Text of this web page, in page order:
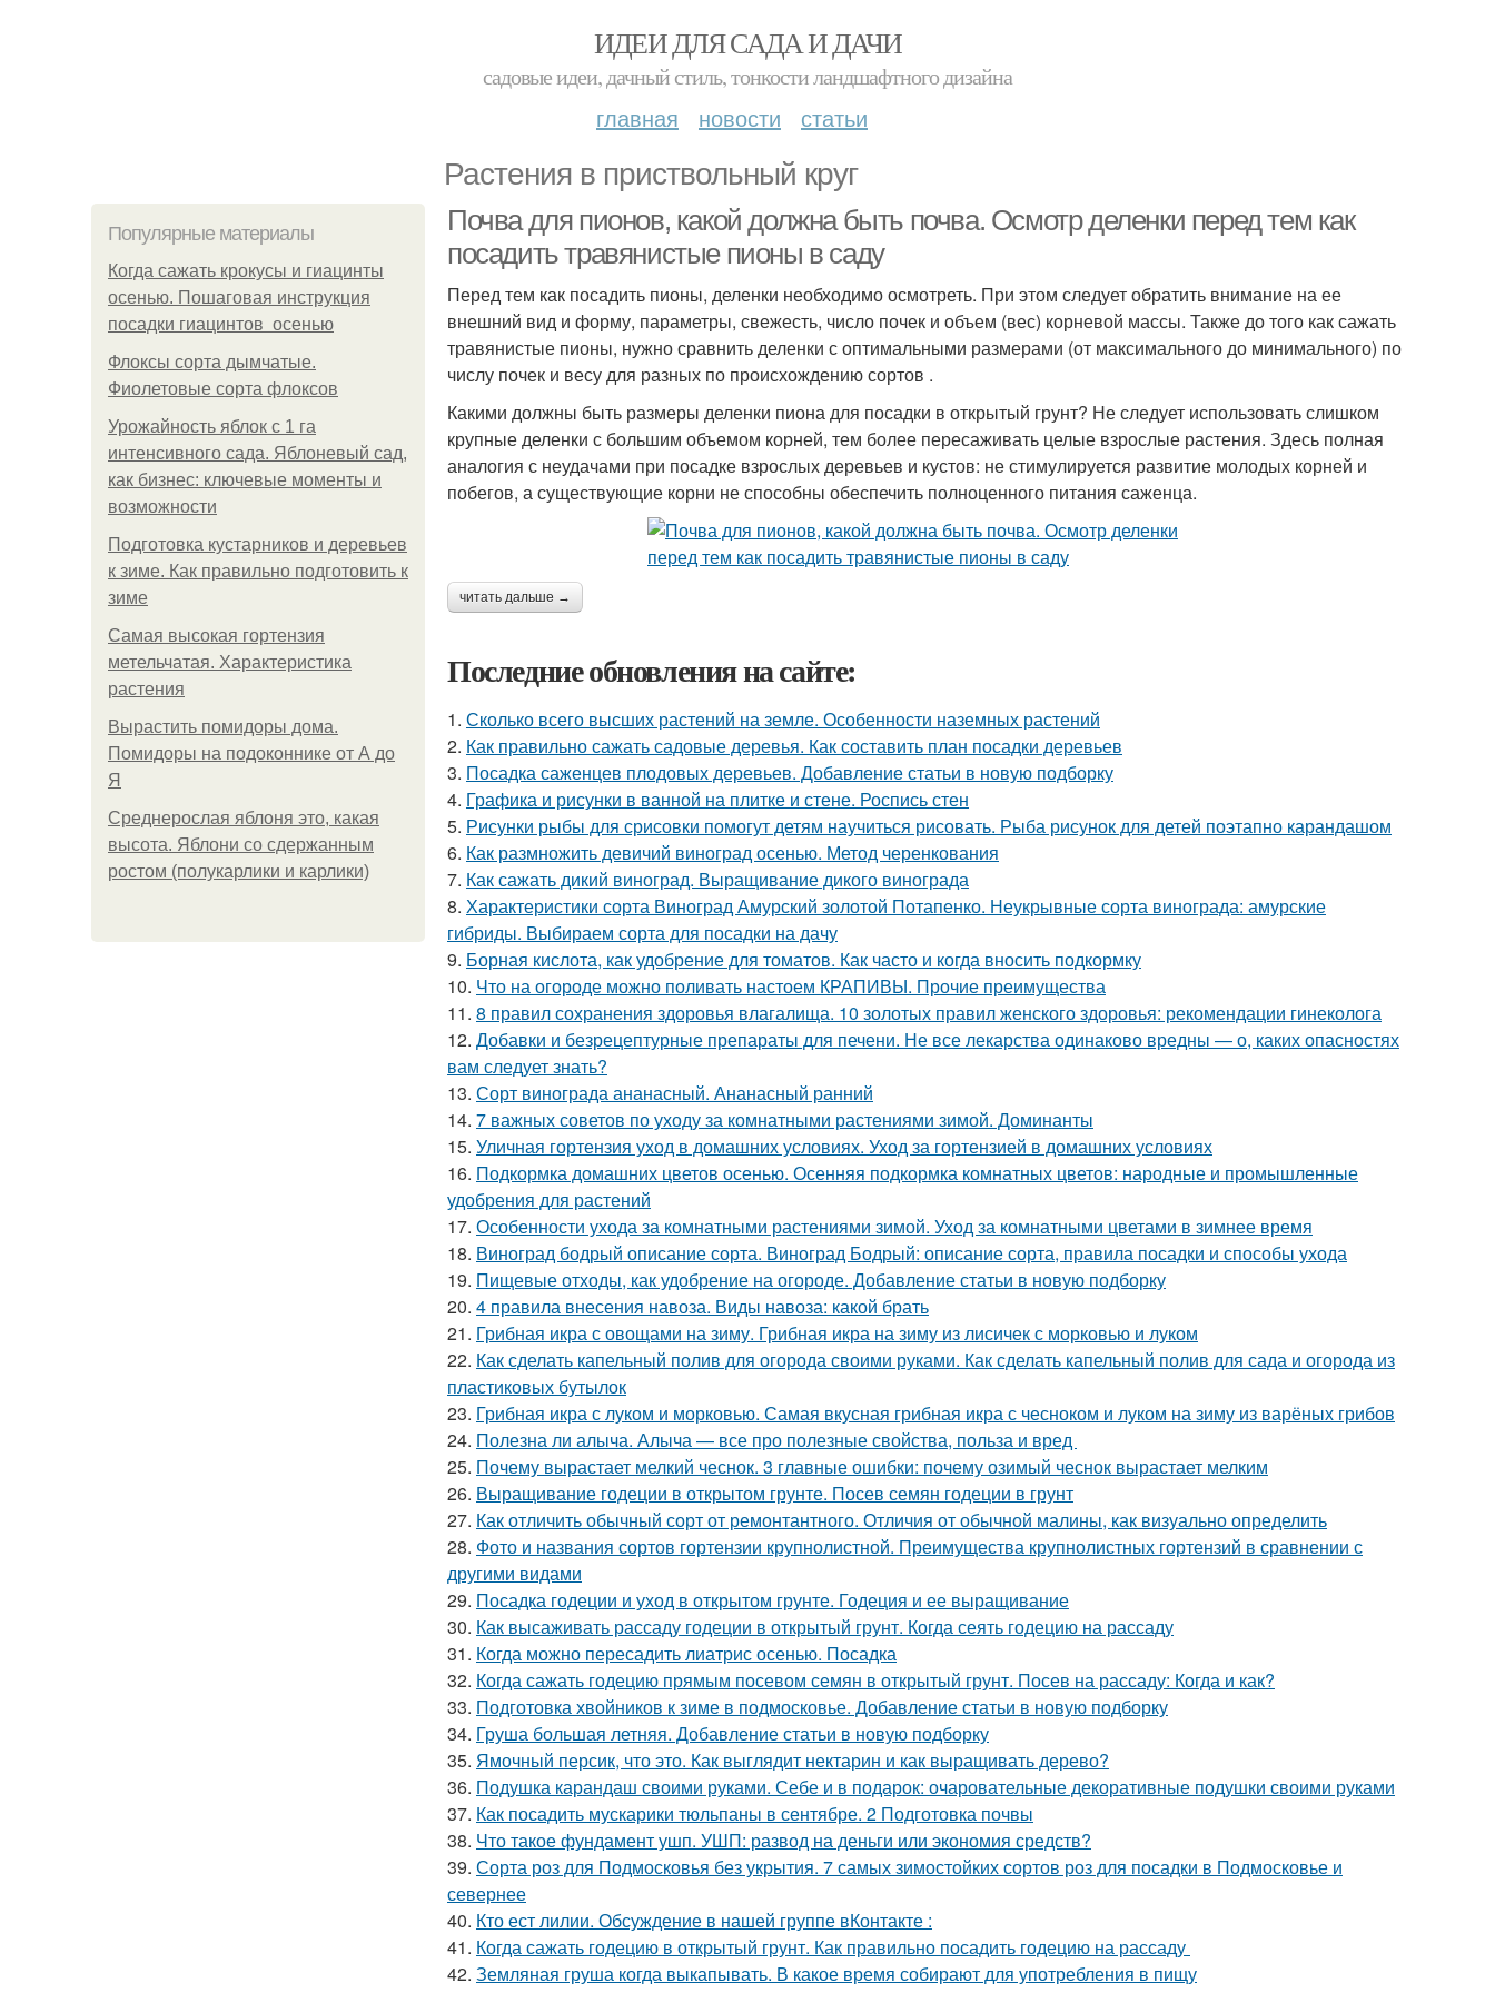
ИДЕИ ДЛЯ САДА И ДАЧИ
садовые идеи, дачный стиль, тонкости ландшафтного дизайна
главная новости статьи
Растения в приствольный круг
Популярные материалы
Когда сажать крокусы и гиацинты
осенью. Пошаговая инструкция
посадки гиацинтов осенью
Флоксы сорта дымчатые.
Фиолетовые сорта флоксов
Урожайность яблок с 1 га
интенсивного сада. Яблоневый сад,
как бизнес: ключевые моменты и
возможности
Подготовка кустарников и деревьев
к зиме. Как правильно подготовить к
зиме
Самая высокая гортензия
метельчатая. Характеристика
растения
Вырастить помидоры дома.
Помидоры на подоконнике от А до
Я
Среднерослая яблоня это, какая
высота. Яблони со сдержанным
ростом (полукарлики и карлики)
Почва для пионов, какой должна быть почва. Осмотр деленки перед тем как
посадить травянистые пионы в саду
Перед тем как посадить пионы, деленки необходимо осмотреть. При этом следует обратить внимание на ее
внешний вид и форму, параметры, свежесть, число почек и объем (вес) корневой массы. Также до того как сажать
травянистые пионы, нужно сравнить деленки с оптимальными размерами (от максимального до минимального) по
числу почек и весу для разных по происхождению сортов .
Какими должны быть размеры деленки пиона для посадки в открытый грунт? Не следует использовать слишком
крупные деленки с большим объемом корней, тем более пересаживать целые взрослые растения. Здесь полная
аналогия с неудачами при посадке взрослых деревьев и кустов: не стимулируется развитие молодых корней и
побегов, а существующие корни не способны обеспечить полноценного питания саженца.
читать дальше →
Последние обновления на сайте:
1. Сколько всего высших растений на земле. Особенности наземных растений
2. Как правильно сажать садовые деревья. Как составить план посадки деревьев
3. Посадка саженцев плодовых деревьев. Добавление статьи в новую подборку
4. Графика и рисунки в ванной на плитке и стене. Роспись стен
5. Рисунки рыбы для срисовки помогут детям научиться рисовать. Рыба рисунок для детей поэтапно карандашом
6. Как размножить девичий виноград осенью. Метод черенкования
7. Как сажать дикий виноград. Выращивание дикого винограда
8. Характеристики сорта Виноград Амурский золотой Потапенко. Неукрывные сорта винограда: амурские
гибриды. Выбираем сорта для посадки на дачу
9. Борная кислота, как удобрение для томатов. Как часто и когда вносить подкормку
10. Что на огороде можно поливать настоем КРАПИВЫ. Прочие преимущества
11. 8 правил сохранения здоровья влагалища. 10 золотых правил женского здоровья: рекомендации гинеколога
12. Добавки и безрецептурные препараты для печени. Не все лекарства одинаково вредны — о, каких опасностях
вам следует знать?
13. Сорт винограда ананасный. Ананасный ранний
14. 7 важных советов по уходу за комнатными растениями зимой. Доминанты
15. Уличная гортензия уход в домашних условиях. Уход за гортензией в домашних условиях
16. Подкормка домашних цветов осенью. Осенняя подкормка комнатных цветов: народные и промышленные
удобрения для растений
17. Особенности ухода за комнатными растениями зимой. Уход за комнатными цветами в зимнее время
18. Виноград бодрый описание сорта. Виноград Бодрый: описание сорта, правила посадки и способы ухода
19. Пищевые отходы, как удобрение на огороде. Добавление статьи в новую подборку
20. 4 правила внесения навоза. Виды навоза: какой брать
21. Грибная икра с овощами на зиму. Грибная икра на зиму из лисичек с морковью и луком
22. Как сделать капельный полив для огорода своими руками. Как сделать капельный полив для сада и огорода из
пластиковых бутылок
23. Грибная икра с луком и морковью. Самая вкусная грибная икра с чесноком и луком на зиму из варёных грибов
24. Полезна ли алыча. Алыча — все про полезные свойства, польза и вред
25. Почему вырастает мелкий чеснок. 3 главные ошибки: почему озимый чеснок вырастает мелким
26. Выращивание годеции в открытом грунте. Посев семян годеции в грунт
27. Как отличить обычный сорт от ремонтантного. Отличия от обычной малины, как визуально определить
28. Фото и названия сортов гортензии крупнолистной. Преимущества крупнолистных гортензий в сравнении с
другими видами
29. Посадка годеции и уход в открытом грунте. Годеция и ее выращивание
30. Как высаживать рассаду годеции в открытый грунт. Когда сеять годецию на рассаду
31. Когда можно пересадить лиатрис осенью. Посадка
32. Когда сажать годецию прямым посевом семян в открытый грунт. Посев на рассаду: Когда и как?
33. Подготовка хвойников к зиме в подмосковье. Добавление статьи в новую подборку
34. Груша большая летняя. Добавление статьи в новую подборку
35. Ямочный персик, что это. Как выглядит нектарин и как выращивать дерево?
36. Подушка карандаш своими руками. Себе и в подарок: очаровательные декоративные подушки своими руками
37. Как посадить мускарики тюльпаны в сентябре. 2 Подготовка почвы
38. Что такое фундамент ушп. УШП: развод на деньги или экономия средств?
39. Сорта роз для Подмосковья без укрытия. 7 самых зимостойких сортов роз для посадки в Подмосковье и
севернее
40. Кто ест лилии. Обсуждение в нашей группе вКонтакте :
41. Когда сажать годецию в открытый грунт. Как правильно посадить годецию на рассаду
42. Земляная груша когда выкапывать. В какое время собирают для употребления в пищу